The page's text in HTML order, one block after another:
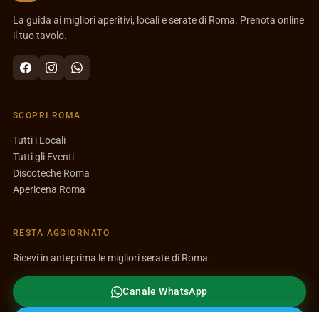
La guida ai migliori aperitivi, locali e serate di Roma. Prenota online
il tuo tavolo.
SCOPRI ROMA
Tutti i Locali
Tutti gli Eventi
Discoteche Roma
Apericena Roma
RESTA AGGIORNATO
Ricevi in anteprima le migliori serate di Roma.
Canale WhatsApp